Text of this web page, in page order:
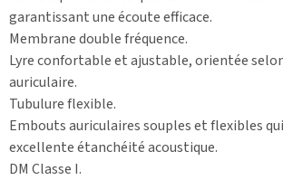
garantissant une écoute efficace.
Membrane double fréquence.
Lyre confortable et ajustable, orientée
auriculaire.
Tubulure flexible.
Embouts auriculaires souples et flexibles
excellente étanchéité acoustique.
DM Classe I.